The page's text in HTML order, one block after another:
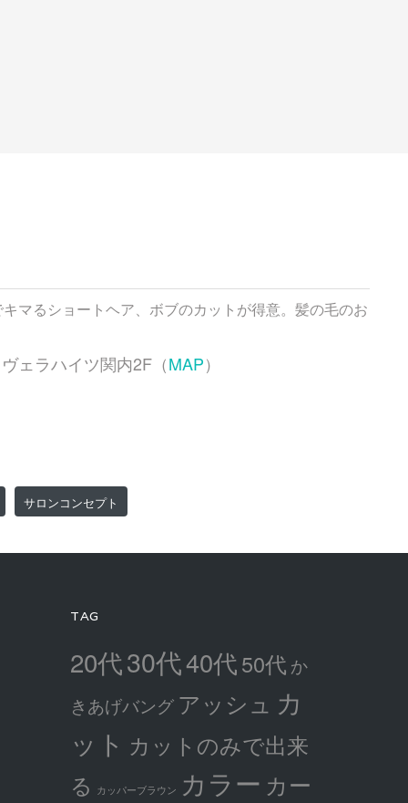
マるショートヘア、ボブのカットが得意。髪の毛のお
ェラハイツ関内2F（MAP）
サロンコンセプト
TAG
20代30代40代50代 か
きあげバング アッシュ カ
ット カットのみで出来
る カッパーブラウン カラー カー